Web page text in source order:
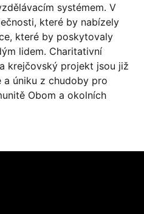
systémem. V
které by nabízely
které by poskytovaly
lidem. Charitativní
krejčovský projekt jsou již
a úniku z chudoby pro
Obom a okolních